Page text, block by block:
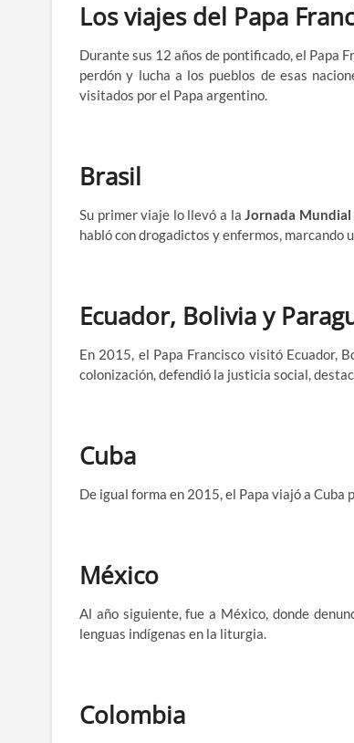
Los viajes del Papa
Durante sus 12 años de pontificado, el Papa
perdón y lucha a los pueblos de esas
visitados por el Papa argentino.
Brasil
Su primer viaje lo llevó a laJornada
habló con drogadictos y enfermos, marcando
Ecuador, Bolivia y
En 2015, el Papa Francisco visitó Ecuador,
colonización, defendió la justicia social,
Cuba
De igual forma en 2015, el Papa viajó a
México
Al año siguiente, fue a México, donde
lenguas indígenas en la liturgia.
Colombia